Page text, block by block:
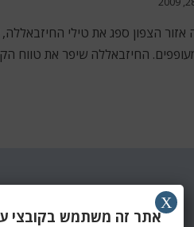
הצפון ספג את טילי
החיזבאללה שיפר את טווח
אתר זה משתמש בקובצי
X